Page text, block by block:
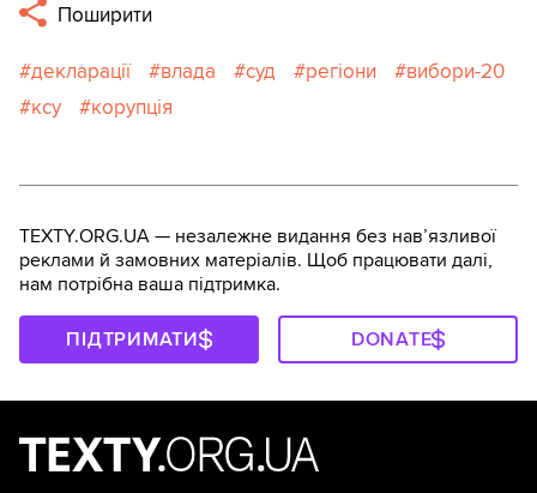
Поширити
декларації влада суд регіони
вибори-20
ксу
корупція
TEXTY.ORG.UA — незалежне видання без навʼязливої
реклами й замовних матеріалів. Щоб працювати далі,
нам потрібна ваша підтримка.
ПІДТРИМАТИ DONATE